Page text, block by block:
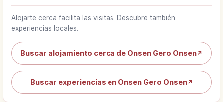
Alojarte cerca facilita las visitas. Descubre también
experiencias locales.
Buscar alojamiento cerca de Onsen Gero Onsen↗
Buscar experiencias en Onsen Gero Onsen↗